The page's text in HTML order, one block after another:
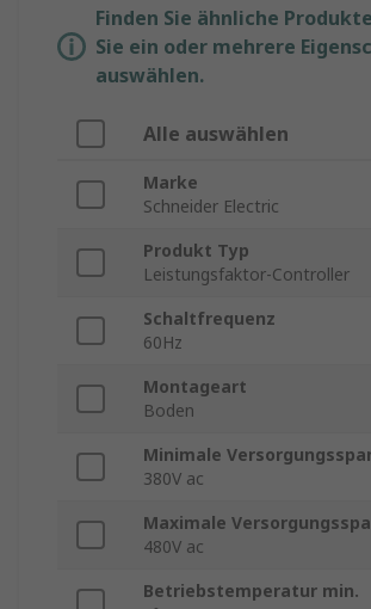
Finden Sie ähnliche
Sie ein oder mehrere
auswählen.
Alle auswählen
Marke
Schneider Electric
Produkt Typ
Leistungsfaktor-Controller
Schaltfrequenz
60Hz
Montageart
Boden
Minimale
380V ac
Maximale
480V ac
Betriebstemperatur min.